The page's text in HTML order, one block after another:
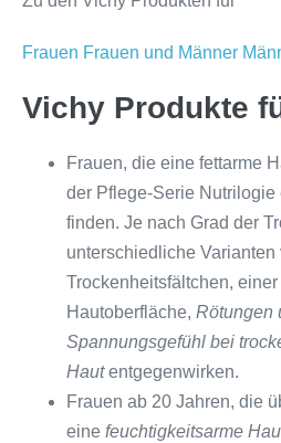
Frauen Frauen und Männer
Vichy Produkte
Frauen, die eine fettarme
der Pflege-Serie
finden. Je nach Grad der
unterschiedliche Varianten
Trockenheitsfältchen,
Hautoberfläche, Rötungen
Spannungsgefühl bei
Hautentgegenwirken.
Frauen ab 20 Jahren, die
eine feuchtigkeitsarme